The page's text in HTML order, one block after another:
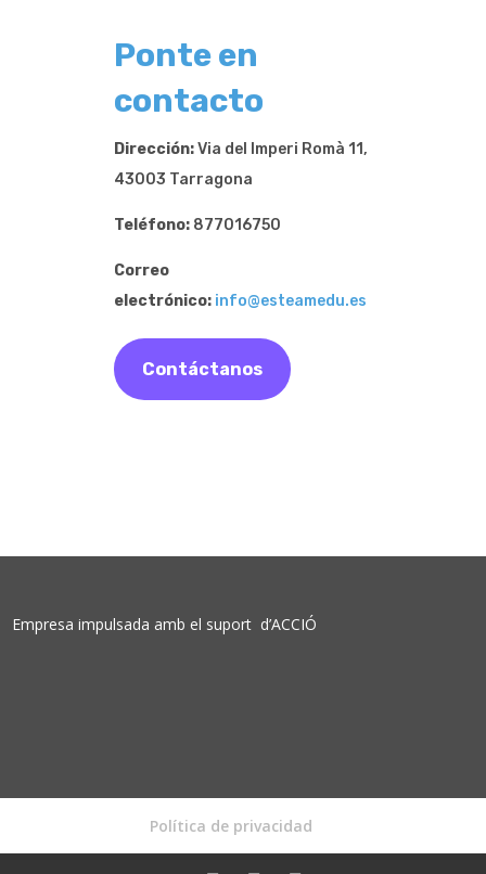
Ponte en
contacto
Dirección:Via del Imperi Romà 11,
43003 Tarragona
Teléfono:877016750
Correo
electrónico: info@esteamedu.es
Contáctanos
Empresa impulsada amb el suport d’ACCIÓ
Política de privacidad